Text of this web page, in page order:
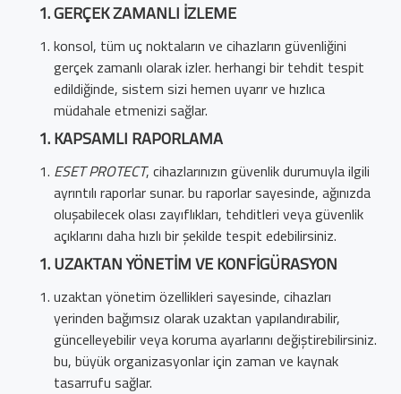
GERÇEK ZAMANLI İZLEME
konsol, tüm uç noktaların ve cihazların güvenliğini
gerçek zamanlı olarak izler. herhangi bir tehdit tespit
edildiğinde, sistem sizi hemen uyarır ve hızlıca
müdahale etmenizi sağlar.
KAPSAMLI RAPORLAMA
ESET PROTECT, cihazlarınızın güvenlik durumuyla ilgili
ayrıntılı raporlar sunar. bu raporlar sayesinde, ağınızda
oluşabilecek olası zayıflıkları, tehditleri veya güvenlik
açıklarını daha hızlı bir şekilde tespit edebilirsiniz.
UZAKTAN YÖNETIM VE KONFIGÜRASYON
uzaktan yönetim özellikleri sayesinde, cihazları
yerinden bağımsız olarak uzaktan yapılandırabilir,
güncelleyebilir veya koruma ayarlarını değiştirebilirsiniz.
bu, büyük organizasyonlar için zaman ve kaynak
tasarrufu sağlar.